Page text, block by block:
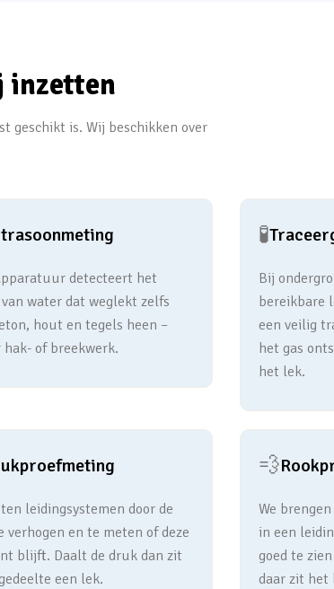
inzetten
geschikt is. Wij beschikken over
detecteert het
water dat weglekt zelfs
hout en tegels heen –
hak- of breekwerk.
🧪
Bij
bereikbare
een veilig
het gas
het lek.
leidingsystemen door de
verhogen en te meten of deze
blijft. Daalt de druk dan zit
een lek.
💨
We
in een
goed te
daar zit het